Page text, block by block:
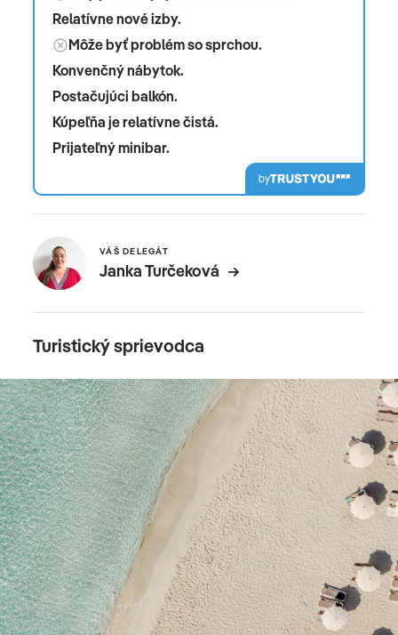
Relatívne nové izby.
Môže byť problém so sprchou.
Konvenčný nábytok.
Postačujúci balkón.
Kúpeľňa je relatívne čistá.
Prijateľný minibar.
by
VÁŠ DELEGÁT
Janka Turčeková
Turistický sprievodca